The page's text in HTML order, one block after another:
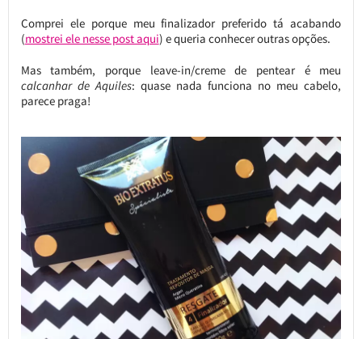
Comprei ele porque meu finalizador preferido tá acabando
(mostrei ele nesse post aqui) e queria conhecer outras opções.
Mas também, porque leave-in/creme de pentear é meu
calcanhar de Aquiles: quase nada funciona no meu cabelo,
parece praga!